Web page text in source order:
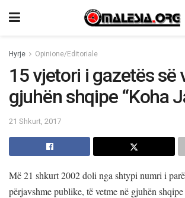
Hyrje Opinione/Editoriale
15 vjetori i gazetës së
gjuhën shqipe “Koha
21 Shkurt, 2017
Më 21 shkurt 2002 doli nga shtypi numri i
përjavshme publike, të vetme në gjuhën